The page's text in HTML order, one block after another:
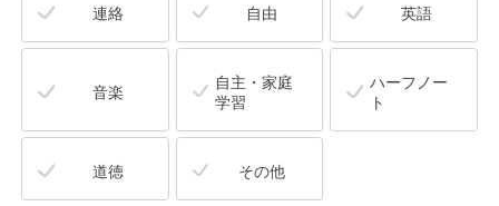
連絡 自由 英語
音楽
自主・家庭
学習
ハーフノー
ト
道徳 その他